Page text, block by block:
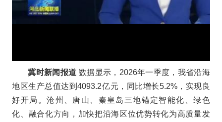
冀时新闻报道 数据显示，2026年一季度，我省沿海
地区生产总值达到4093.2亿元，同比增长5.2%，实现良
好开局。沧州、唐山、秦皇岛三地锚定智能化、绿色
化、融合化方向，加快把沿海区位优势转化为高质量发